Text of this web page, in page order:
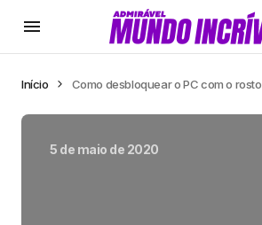
Início Como desbloquear o PC com o rosto
5 de maio de 2020